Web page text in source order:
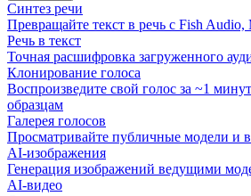
Синтез речи
Превращайте текст в речь с Fish
Речь в текст
Точная расшифровка загруженного
Клонирование голоса
Воспроизведите свой голос за ~1
образцам
Галерея голосов
Просматривайте публичные модели и
AI-изображения
Генерация изображений ведущими
AI-видео